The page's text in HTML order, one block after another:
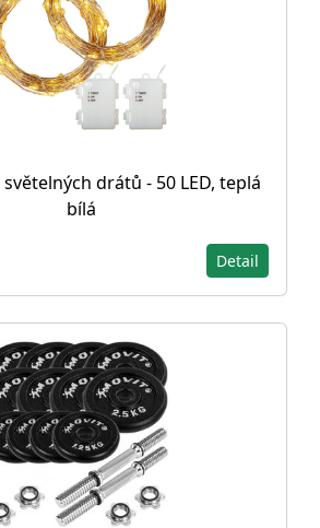
drátů - 50 LED, teplá
bílá
Detail